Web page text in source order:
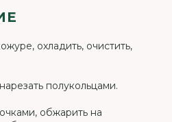
охладить, очистить,
полукольцами.
обжарить на